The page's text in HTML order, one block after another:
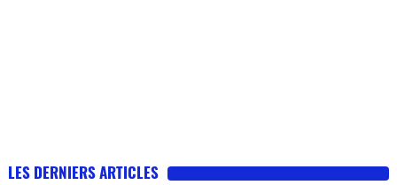
LES DERNIERS ARTICLES